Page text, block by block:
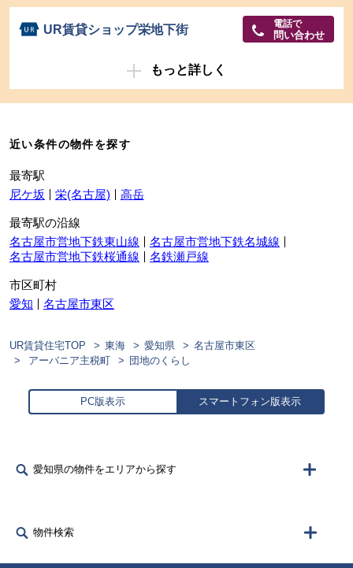
UR賃貸ショップ栄地下街 電話で
問い合わせ
もっと詳しく
近い条件の物件を探す
最寄駅
尼ケ坂
栄(名古屋) 高岳
最寄駅の沿線
名古屋市営地下鉄東山線
名古屋市営地下鉄名城線
名古屋市営地下鉄桜通線
名鉄瀬戸線
市区町村
愛知
名古屋市東区
UR賃貸住宅TOP 東海 愛知県
名古屋市東区
アーバニア主税町
団地のくらし
PC版表示 スマートフォン版表示
愛知県の物件をエリアから探す
物件検索